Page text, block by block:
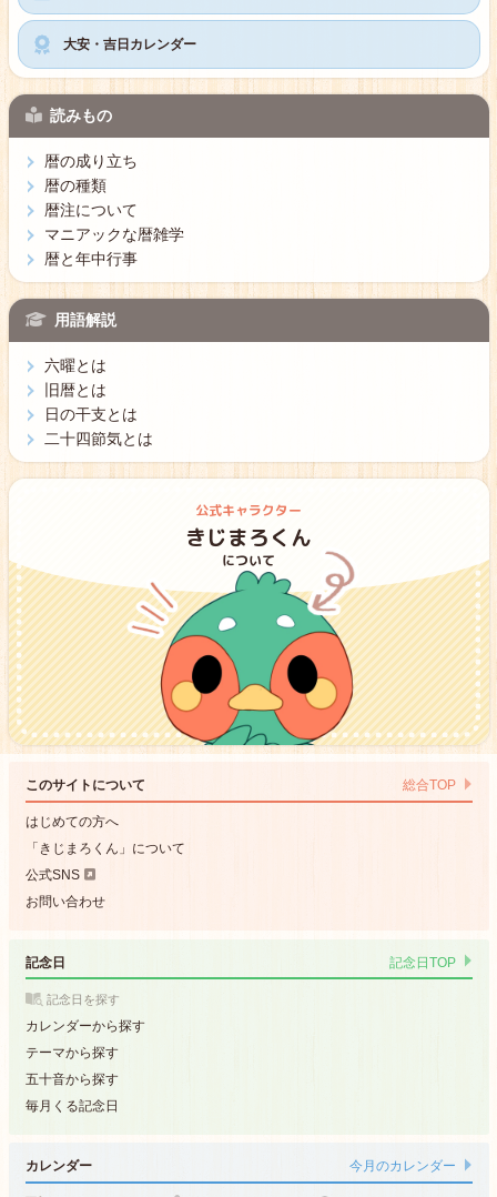
大安・吉日カレンダー
読みもの
暦の成り立ち
暦の種類
暦注について
マニアックな暦雑学
暦と年中行事
用語解説
六曜とは
旧暦とは
日の干支とは
二十四節気とは
公式キャラクター
きじまろくん
について
このサイトについて 総合TOP
はじめての方へ
「きじまろくん」について
公式SNS
お問い合わせ
記念日 記念日TOP
記念日を探す
カレンダーから探す
テーマから探す
五十音から探す
毎月くる記念日
カレンダー 今月のカレンダー